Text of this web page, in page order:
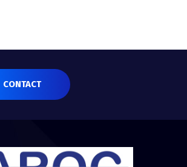
CONTACT